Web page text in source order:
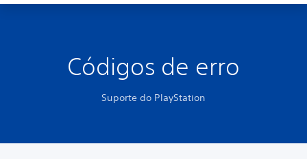
Códigos de erro
Suporte do PlayStation